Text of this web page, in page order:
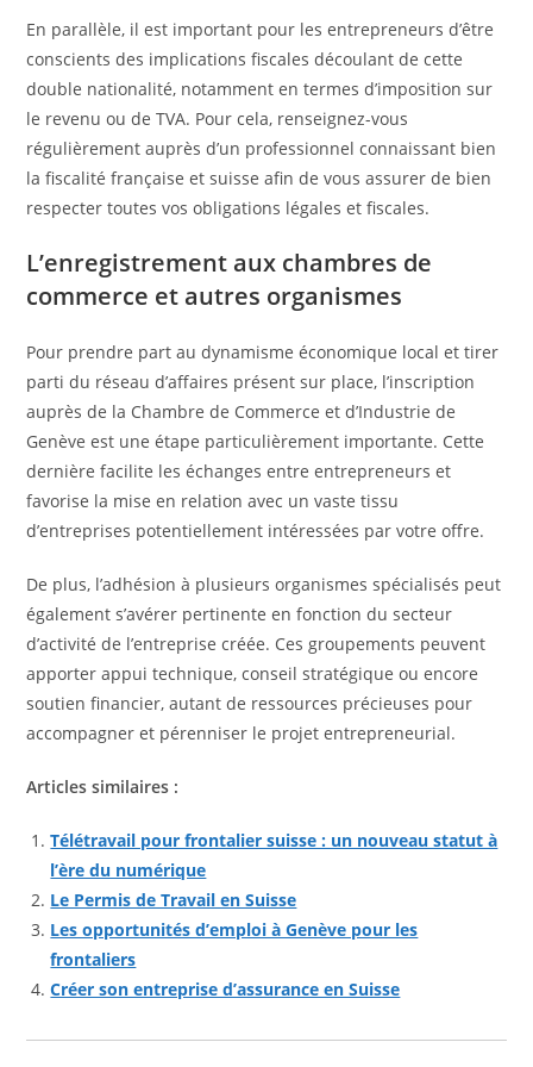
En parallèle, il est important pour les entrepreneurs d’être
conscients des implications fiscales découlant de cette
double nationalité, notamment en termes d’imposition sur
le revenu ou de TVA. Pour cela, renseignez-vous
régulièrement auprès d’un professionnel connaissant bien
la fiscalité française et suisse afin de vous assurer de bien
respecter toutes vos obligations légales et fiscales.
L’enregistrement aux chambres de
commerce et autres organismes
Pour prendre part au dynamisme économique local et tirer
parti du réseau d’affaires présent sur place, l’inscription
auprès de la Chambre de Commerce et d’Industrie de
Genève est une étape particulièrement importante. Cette
dernière facilite les échanges entre entrepreneurs et
favorise la mise en relation avec un vaste tissu
d’entreprises potentiellement intéressées par votre offre.
De plus, l’adhésion à plusieurs organismes spécialisés peut
également s’avérer pertinente en fonction du secteur
d’activité de l’entreprise créée. Ces groupements peuvent
apporter appui technique, conseil stratégique ou encore
soutien financier, autant de ressources précieuses pour
accompagner et pérenniser le projet entrepreneurial.
Articles similaires :
Télétravail pour frontalier suisse : un nouveau statut à
l’ère du numérique
Le Permis de Travail en Suisse
Les opportunités d’emploi à Genève pour les
frontaliers
Créer son entreprise d’assurance en Suisse